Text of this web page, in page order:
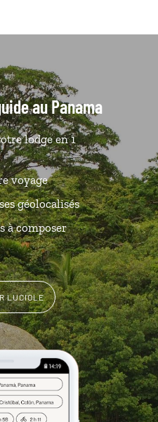
au Panama
lodge en 1
voyage
géolocalisés
à composer
LUCIOLE